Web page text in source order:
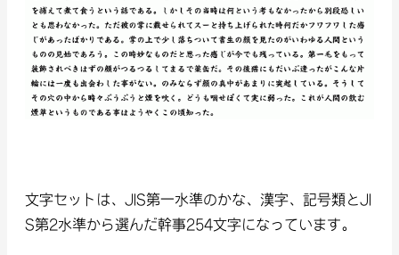
文字セットは、JIS第一水準のかな、漢字、記号類とJI
S第2水準から選んだ幹事254文字になっています。